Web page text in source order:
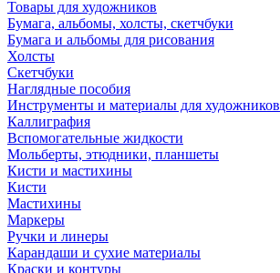
Товары для художников
Бумага, альбомы, холсты, скетчбуки
Бумага и альбомы для рисования
Холсты
Скетчбуки
Наглядные пособия
Инструменты и материалы для художников
Каллиграфия
Вспомогательные жидкости
Мольберты, этюдники, планшеты
Кисти и мастихины
Кисти
Мастихины
Маркеры
Ручки и линеры
Карандаши и сухие материалы
Краски и контуры